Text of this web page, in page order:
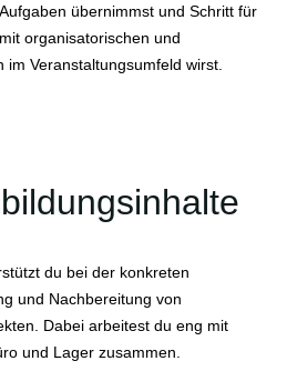
übernimmst und Schritt für
organisatorischen und
im Veranstaltungsumfeld wirst.
du bei der konkreten
und Nachbereitung von
Dabei arbeitest du eng mit
und Lager zusammen.